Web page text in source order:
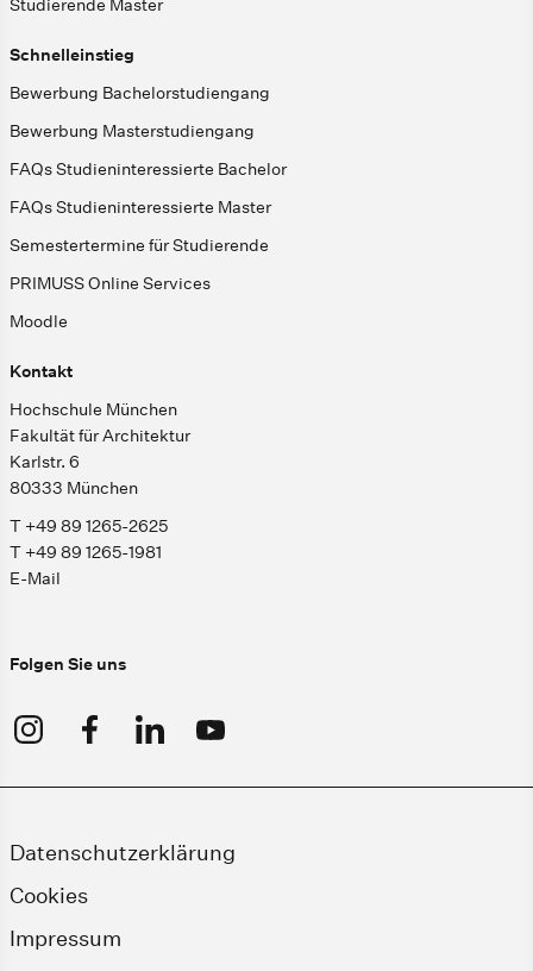
Studierende Master
Schnelleinstieg
Bewerbung Bachelorstudiengang
Bewerbung Masterstudiengang
FAQs Studieninteressierte Bachelor
FAQs Studieninteressierte Master
Semestertermine für Studierende
PRIMUSS Online Services
Moodle
Kontakt
Hochschule München
Fakultät für Architektur
Karlstr. 6
80333 München
T +49 89 1265-2625
T +49 89 1265-1981
E-Mail
Folgen Sie uns
Datenschutzerklärung
Cookies
Impressum